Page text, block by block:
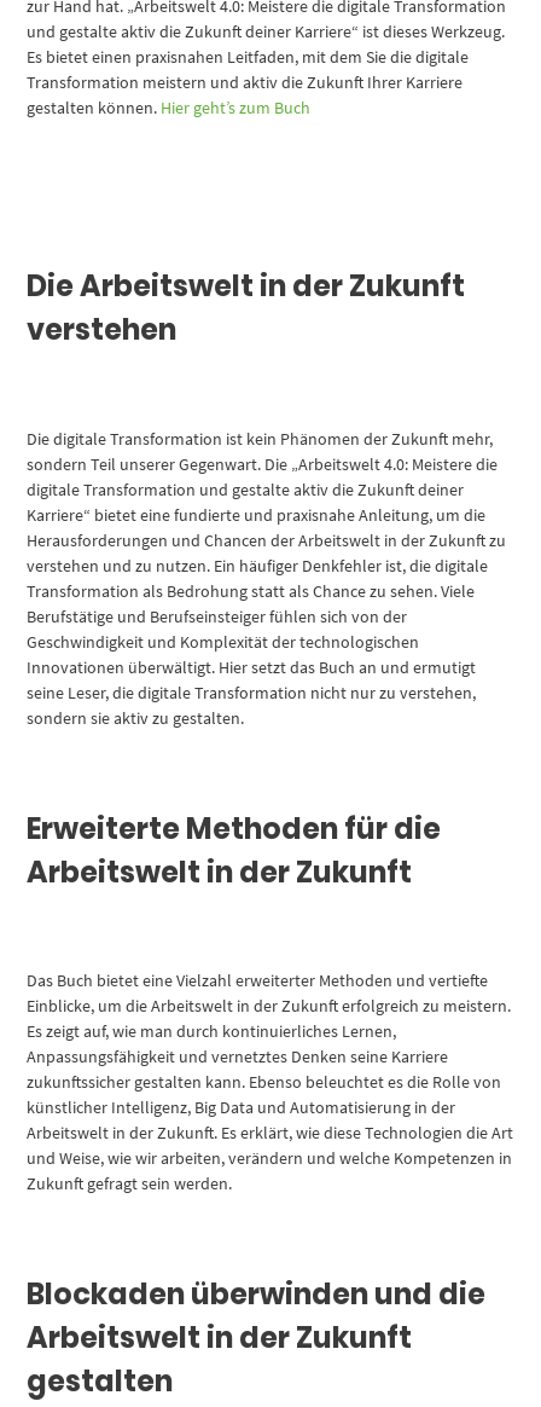
zur Hand hat. „Arbeitswelt 4.0: Meistere die digitale Transformation
und gestalte aktiv die Zukunft deiner Karriere“ ist dieses Werkzeug.
Es bietet einen praxisnahen Leitfaden, mit dem Sie die digitale
Transformation meistern und aktiv die Zukunft Ihrer Karriere
gestalten können. Hier geht’s zum Buch
Die Arbeitswelt in der Zukunft
verstehen
Die digitale Transformation ist kein Phänomen der Zukunft mehr,
sondern Teil unserer Gegenwart. Die „Arbeitswelt 4.0: Meistere die
digitale Transformation und gestalte aktiv die Zukunft deiner
Karriere“ bietet eine fundierte und praxisnahe Anleitung, um die
Herausforderungen und Chancen der Arbeitswelt in der Zukunft zu
verstehen und zu nutzen. Ein häufiger Denkfehler ist, die digitale
Transformation als Bedrohung statt als Chance zu sehen. Viele
Berufstätige und Berufseinsteiger fühlen sich von der
Geschwindigkeit und Komplexität der technologischen
Innovationen überwältigt. Hier setzt das Buch an und ermutigt
seine Leser, die digitale Transformation nicht nur zu verstehen,
sondern sie aktiv zu gestalten.
Erweiterte Methoden für die
Arbeitswelt in der Zukunft
Das Buch bietet eine Vielzahl erweiterter Methoden und vertiefte
Einblicke, um die Arbeitswelt in der Zukunft erfolgreich zu meistern.
Es zeigt auf, wie man durch kontinuierliches Lernen,
Anpassungsfähigkeit und vernetztes Denken seine Karriere
zukunftssicher gestalten kann. Ebenso beleuchtet es die Rolle von
künstlicher Intelligenz, Big Data und Automatisierung in der
Arbeitswelt in der Zukunft. Es erklärt, wie diese Technologien die Art
und Weise, wie wir arbeiten, verändern und welche Kompetenzen in
Zukunft gefragt sein werden.
Blockaden überwinden und die
Arbeitswelt in der Zukunft
gestalten